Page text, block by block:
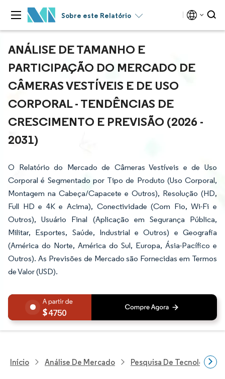
Sobre este Relatório
ANÁLISE DE TAMANHO E
PARTICIPAÇÃO DO MERCADO DE
CÂMERAS VESTÍVEIS E DE USO
CORPORAL - TENDÊNCIAS DE
CRESCIMENTO E PREVISÃO (2026 -
2031)
O Relatório do Mercado de Câmeras Vestíveis e de Uso
Corporal é Segmentado por Tipo de Produto (Uso Corporal,
Montagem na Cabeça/Capacete e Outros), Resolução (HD,
Full HD e 4K e Acima), Conectividade (Com Fio, Wi-Fi e
Outros), Usuário Final (Aplicação em Segurança Pública,
Militar, Esportes, Saúde, Industrial e Outros) e Geografia
(América do Norte, América do Sul, Europa, Ásia-Pacífico e
Outros). As Previsões de Mercado são Fornecidas em Termos
de Valor (USD).
4750
Início Análise De Mercado Pesquisa De Tecnologia,